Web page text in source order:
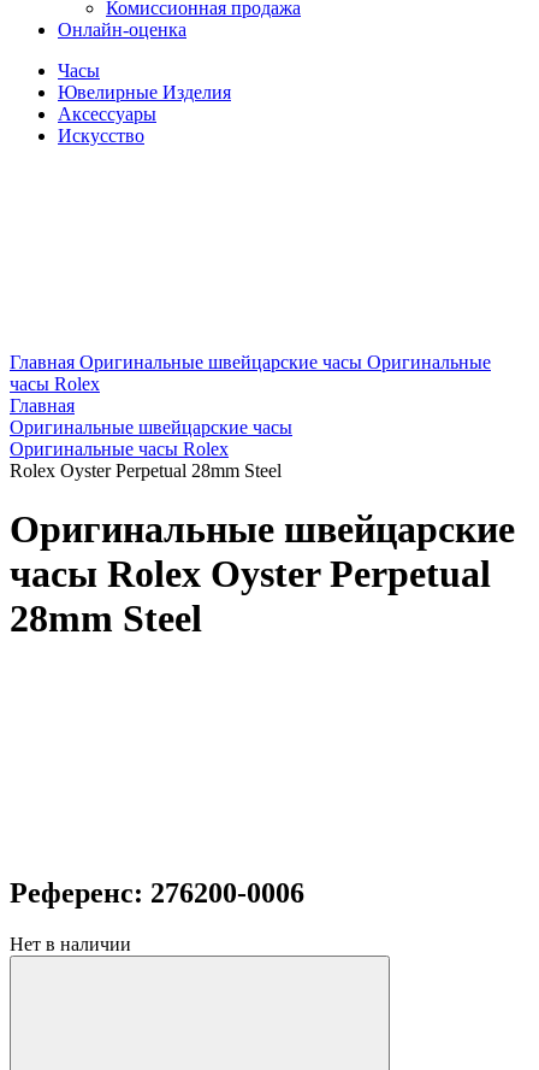
Комиссионная продажа
Онлайн-оценка
Часы
Ювелирные Изделия
Аксессуары
Искусство
Главная Оригинальные швейцарские часы Оригинальные
часы Rolex
Главная
Оригинальные швейцарские часы
Оригинальные часы Rolex
Rolex Oyster Perpetual 28mm Steel
Оригинальные швейцарские
часы Rolex Oyster Perpetual
28mm Steel
Референс: 276200-0006
Нет в наличии